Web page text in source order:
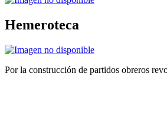
Hemeroteca
Por la construcción de partidos obreros